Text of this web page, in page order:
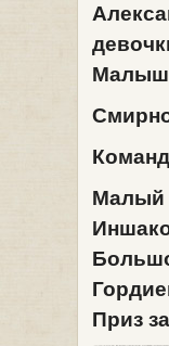
Малый
Приз